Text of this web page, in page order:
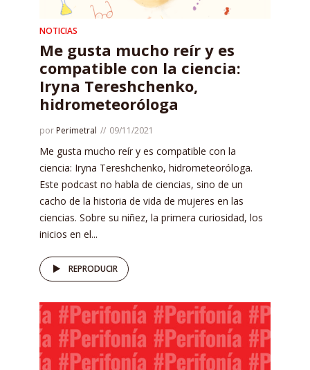
NOTICIAS
Me gusta mucho reír y es
compatible con la ciencia:
Iryna Tereshchenko,
hidrometeoróloga
por Perimetral 09/11/2021
Me gusta mucho reír y es compatible con la
ciencia: Iryna Tereshchenko, hidrometeoróloga.
Este podcast no habla de ciencias, sino de un
cacho de la historia de vida de mujeres en las
ciencias. Sobre su niñez, la primera curiosidad, los
inicios en el...
REPRODUCIR